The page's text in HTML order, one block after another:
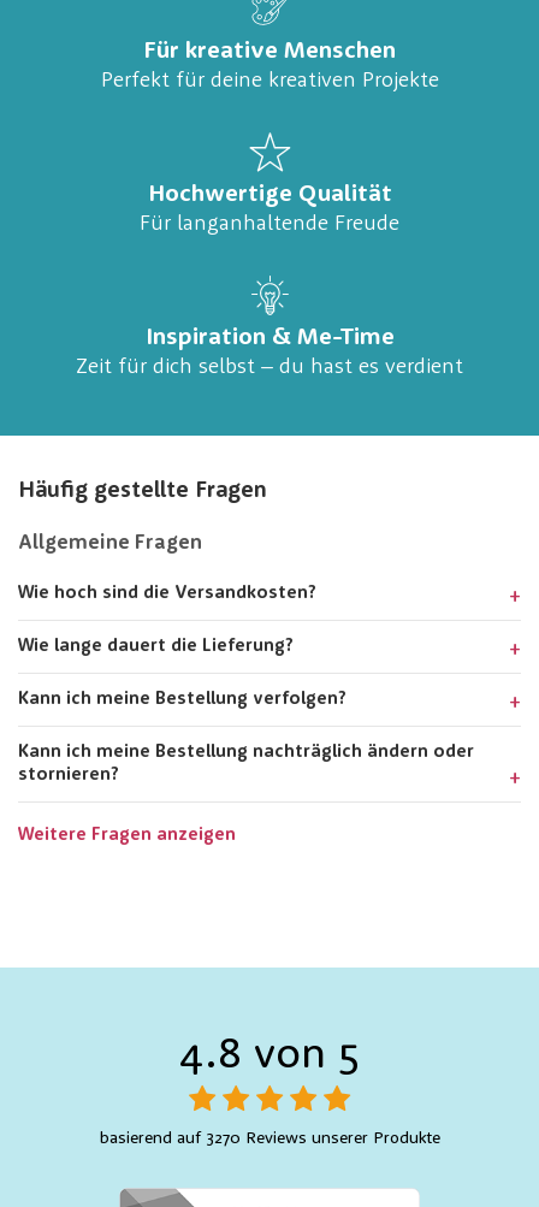
Für kreative Menschen
Perfekt für deine kreativen Projekte
Hochwertige Qualität
Für langanhaltende Freude
Inspiration & Me-Time
Zeit für dich selbst – du hast es verdient
Häufig gestellte Fragen
Allgemeine Fragen
Wie hoch sind die Versandkosten?
Wie lange dauert die Lieferung?
Kann ich meine Bestellung verfolgen?
Kann ich meine Bestellung nachträglich ändern oder
stornieren?
Weitere Fragen anzeigen
4.8 von 5
basierend auf 3270 Reviews unserer Produkte